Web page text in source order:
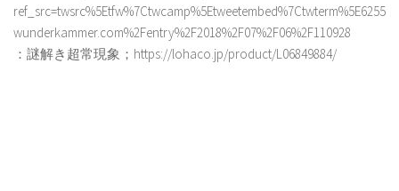
wunderkammer.com%2Fentry%2F2018%2F07%2F06%2F110928
：謎解き超常現象；https://lohaco.jp/product/L06849884/